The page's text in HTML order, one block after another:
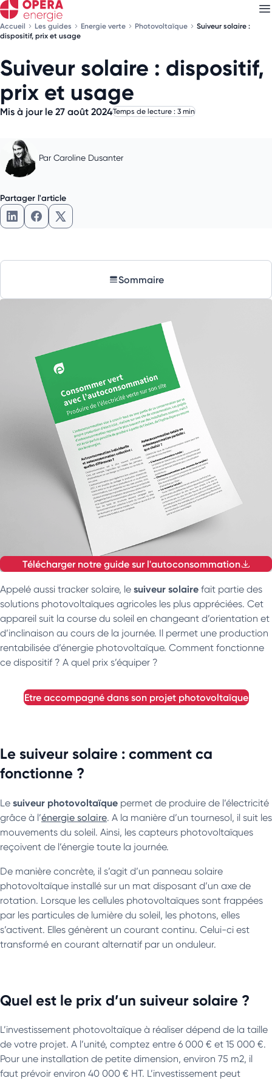
Accueil Les guides Energie verte Photovoltaïque
Suiveur solaire :
dispositif, prix et usage
Suiveur solaire : dispositif,
prix et usage
Mis à jour le 27 août 2024Temps de lecture : 3 min
Par Caroline Dusanter
Partager l'article
Partager l'article sur LinkedIn
Partager l'article sur Facebook
Partager l'article sur X
Sommaire
Télécharger notre guide sur l'autoconsommation
Appelé aussi tracker solaire, le suiveur solaire fait partie des
solutions photovoltaïques agricoles les plus appréciées. Cet
appareil suit la course du soleil en changeant d’orientation et
d’inclinaison au cours de la journée. Il permet une production
rentabilisée d’énergie photovoltaïque. Comment fonctionne
ce dispositif ? A quel prix s’équiper ?
etre accompagné dans son projet photovoltaïque
Le suiveur solaire : comment ca
fonctionne ?
Le suiveur photovoltaïque permet de produire de l’électricité
grâce à l’énergie solaire. A la manière d’un tournesol, il suit les
mouvements du soleil. Ainsi, les capteurs photovoltaïques
reçoivent de l’énergie toute la journée.
De manière concrète, il s’agit d’un panneau solaire
photovoltaïque installé sur un mat disposant d’un axe de
rotation. Lorsque les cellules photovoltaïques sont frappées
par les particules de lumière du soleil, les photons, elles
s’activent. Elles génèrent un courant continu. Celui-ci est
transformé en courant alternatif par un onduleur.
Quel est le prix d’un suiveur solaire ?
L’investissement photovoltaïque à réaliser dépend de la taille
de votre projet. A l’unité, comptez entre 6 000 € et 15 000 €.
Pour une installation de petite dimension, environ 75 m2, il
faut prévoir environ 40 000 € HT. L’investissement peut
Découvrez nosnewsletters
Choisissez les newsletters qui vous intéressent